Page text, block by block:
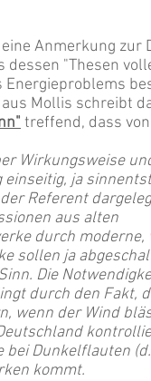
Anmerkung zur
dessen "Thesen
Mollis schreibt
treffend, dass
Wirkungsweise
einseitig, ja
Referent
aus alten
durch moderne,
sollen ja
Die
durch den Fakt,
wenn der Wind
Dunkelflauten
kommt.